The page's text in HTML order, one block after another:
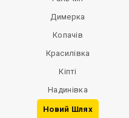
Димерка
Копачів
Красилівка
Кіпті
Надинівка
Новий Шлях